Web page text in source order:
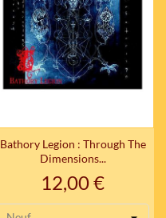
Bathory Legion : Through The
Dimensions...
Prix
12,00 €